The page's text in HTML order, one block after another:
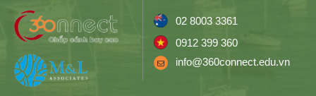
02 8003 3361
0912 399 360
info@360connect.edu.vn